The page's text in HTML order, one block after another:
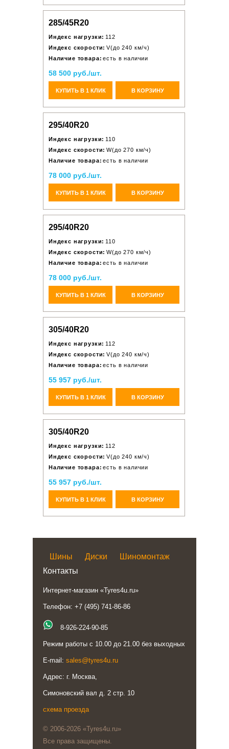
285/45R20
Индекс нагрузки: 112
Индекс скорости: V(до 240 км/ч)
Наличие товара: есть в наличии
58 500 руб./шт.
КУПИТЬ В 1 КЛИК В КОРЗИНУ
295/40R20
Индекс нагрузки: 110
Индекс скорости: W(до 270 км/ч)
Наличие товара: есть в наличии
78 000 руб./шт.
КУПИТЬ В 1 КЛИК В КОРЗИНУ
295/40R20
Индекс нагрузки: 110
Индекс скорости: W(до 270 км/ч)
Наличие товара: есть в наличии
78 000 руб./шт.
КУПИТЬ В 1 КЛИК В КОРЗИНУ
305/40R20
Индекс нагрузки: 112
Индекс скорости: V(до 240 км/ч)
Наличие товара: есть в наличии
55 957 руб./шт.
КУПИТЬ В 1 КЛИК В КОРЗИНУ
305/40R20
Индекс нагрузки: 112
Индекс скорости: V(до 240 км/ч)
Наличие товара: есть в наличии
55 957 руб./шт.
КУПИТЬ В 1 КЛИК В КОРЗИНУ
Шины Диски
Шиномонтаж
Контакты
Интернет-магазин «Tyres4u.ru»
Телефон: +7 (495) 741-86-86
8-926-224-90-85
Режим работы с 10.00 до 21.00 без выходных
E-mail: sales@tyres4u.ru
Адрес: г. Москва,
Симоновский вал д. 2 стр. 10
схема проезда
© 2006-2026 «Tyres4u.ru»
Все права защищены.